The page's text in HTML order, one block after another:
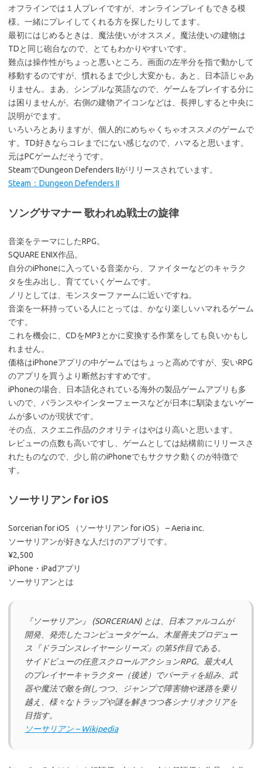
オフラインでは１人プレイですが、オンラインプレイもできる模
様。一緒にプレイしてくれる方を探したりしてます。
最初にはじめるときは、魔法使いがオススメ。魔法使いの建物は
TDと同じ砲台なので、とてもわかりやすいです。
難点は操作性がちょっと悪いところ。画面の左半分を指で動かして
移動するのですが、慣れるまで少し大変かも。あと、日本語じゃあ
りません。まあ、シンプルな英語なので、ゲームをプレイする分に
は困りませんが。右側の建物アイコンなどは、長押しすると中央に
説明がでます。
いろいろとありますが、個人的にめちゃくちゃオススメのゲームで
す。TD好きならコレまでにない感じなので、ハマると思います。
元はPCゲームだそうです。
SteamでDungeon Defenders IIがリリースされています。
Steam：Dungeon Defenders II
ソングサマナー 歌われぬ戦士の旋律
音楽をテーマにしたRPG。
SQUARE ENIX作品。
自分のiPhoneに入っている音楽から、ファイターなどのキャラク
タを生み出し、育てていくゲームです。
ノリとしては、モンスターファームに近いですね。
音楽を一杯持っている人にとっては、かなり楽しいハマれるゲーム
です。
これを機会に、CDをMP3とかに変換する作業をしても良いかもし
れません。
価格はiPhoneアプリの中ゲームではちょっと高めですが、安いRPG
のアプリを買うより断然おすすめです。
iPhoneの場合、日本語化されている海外の製品ゲームアプリも多
いので、バランスやインターフェースなどが日本に馴染まないゲー
ムが多いのが現状です。
その点、スクエニ作品のクオリティはやはり高いと思います。
レビューの点数も高いですし、ゲームとしては結構前にリリースさ
れたものなので、少し前のiPhoneでもサクサク動くのが特徴で
す。
ソーサリアン for iOS
Sorcerian for iOS （ソーサリアン for iOS） – Aeria inc.
ソーサリアンが好きな人だけのアプリです。
¥2,500
iPhone・iPadアプリ
ソーサリアンとは
『ソーサリアン』 (SORCERIAN) とは、日本ファルコムが
開発、発売したコンピュータゲーム。木屋善夫プロデュー
ス『ドラゴンスレイヤーシリーズ』の第5作目である。
サイドビューの任意スクロールアクションRPG。最大4人
のプレイヤーキャラクター（後述）でパーティを組み、武
器や魔法で敵を倒しつつ、ジャンプで障害物や迷路を乗り
越え、様々なトラップや謎を解きつつ各シナリオクリアを
目指す。
ソーサリアン – Wikipedia